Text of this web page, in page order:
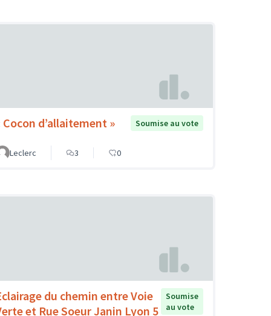
Cocon d’allaitement » Soumise au vote
Leclerc 3 0
du chemin entre Voie
et Rue Soeur Janin Lyon 5
Soumise
au vote